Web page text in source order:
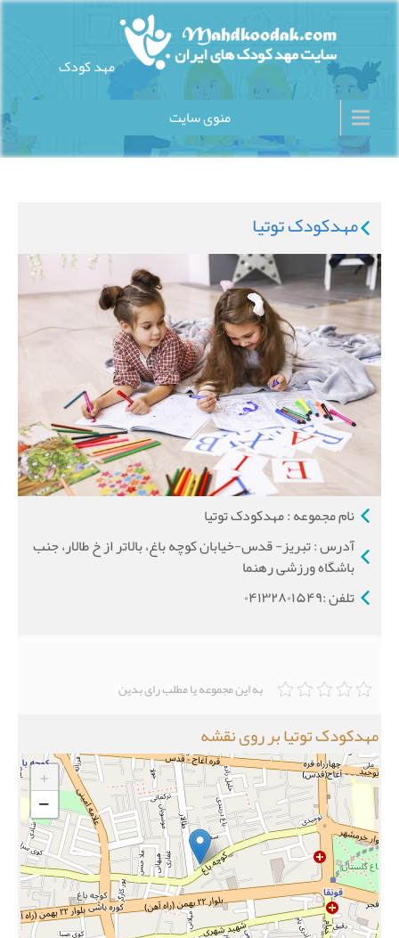
Skip
مهد کودک
سایت مهد کودک های ایران
منوی سایت
مهدکودک توتیا
نام مجموعه : مهدکودک توتیا
آدرس : تبریز- قدس-خیابان کوچه باغ، بالاتر از خ طالار، جنب
باشگاه ورزشی رهنما
تلفن :۰۴۱۳۲۸۰۱۵۴۹
به این مجموعه یا مطلب رای بدین
مهدکودک توتیا بر روی نقشه
+
−